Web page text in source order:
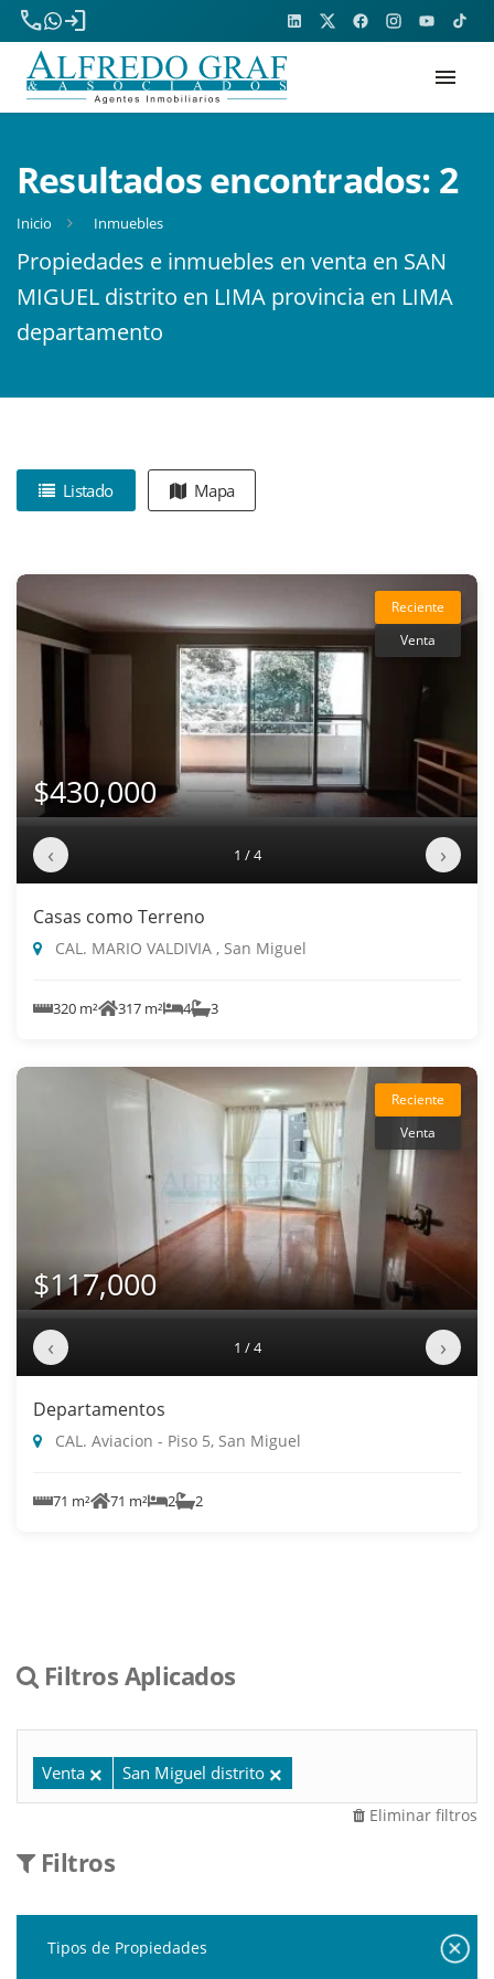
phone
login
menu
Resultados encontrados: 2
Inicio Inmuebles
Propiedades e inmuebles en venta en SAN
MIGUEL distrito en LIMA provincia en LIMA
departamento
Listado Mapa
Reciente
Venta
$430,000
‹ 1 / 4 ›
Casas como Terreno
CAL. MARIO VALDIVIA , San Miguel
320 m² 317 m² 4 3
Reciente
Venta
$117,000
‹ 1 / 4 ›
Departamentos
CAL. Aviacion - Piso 5, San Miguel
71 m² 71 m² 2 2
Filtros Aplicados
Venta San Miguel distrito
Eliminar filtros
Filtros
Tipos de Propiedades